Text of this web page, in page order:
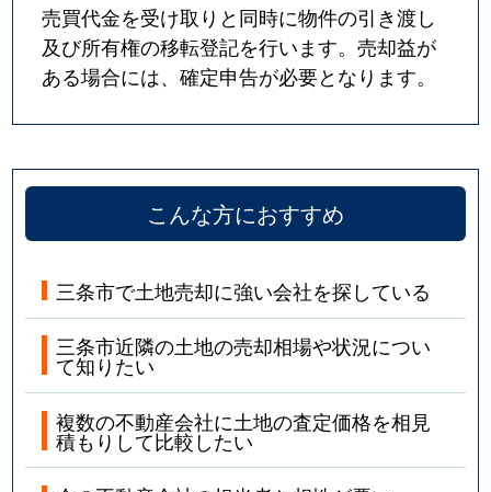
売買代金を受け取りと同時に物件の引き渡し
及び所有権の移転登記を行います。売却益が
ある場合には、確定申告が必要となります。
こんな方におすすめ
三条市で土地売却に強い会社を探している
三条市近隣の土地の売却相場や状況につい
て知りたい
複数の不動産会社に土地の査定価格を相見
積もりして比較したい